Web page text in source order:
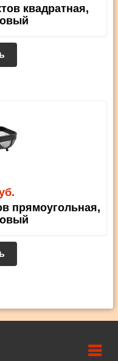
квадратная,
прямоугольная,